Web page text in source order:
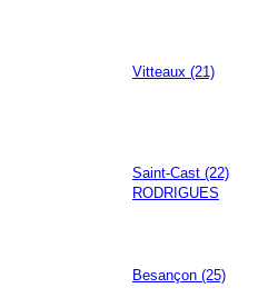
Vitteaux (21)
Saint-Cast (22)
RODRIGUES
Besançon (25)